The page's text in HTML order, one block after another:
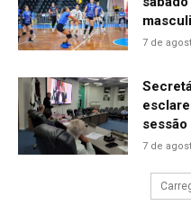
7 de
sessão
7 de